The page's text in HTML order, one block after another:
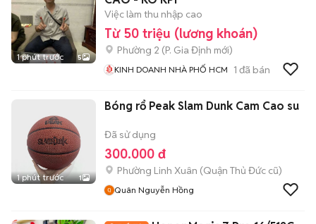
1 phút trước 5
Việc làm thu nhập cao
Từ 50 triệu (lương khoán)
Phường 2 (P. Gia Định mới)
KINH DOANH NHÀ PHỐ HCM 1 đã bán
1 phút trước 1
Bóng rổ Peak Slam Dunk Cam Cao su
Đã sử dụng
300.000 đ
Phường Linh Xuân (Quận Thủ Đức cũ)
Quân Nguyễn Hồng